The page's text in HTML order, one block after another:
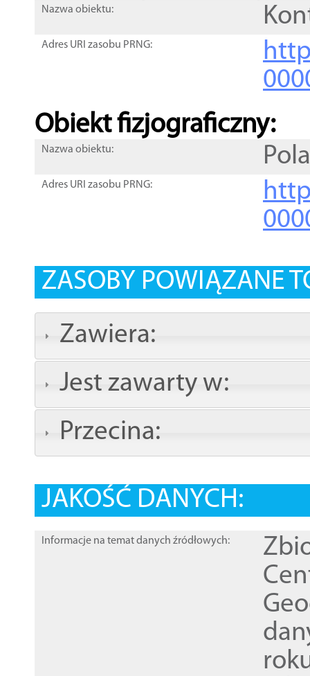
Nazwa obiektu:
Adres URI zasobu PRNG:
Obiekt fizjograficzny:
Nazwa obiektu:
Adres URI zasobu PRNG:
ZASOBY POWIĄZANE
Zawiera:
Jest zawarty w:
Przecina:
JAKOŚĆ DANYCH:
Informacje na temat danych źródłowych: